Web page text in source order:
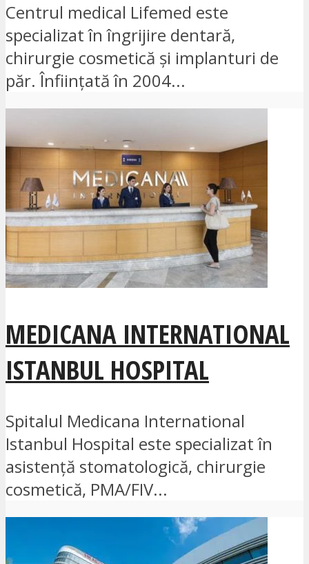
Centrul medical Lifemed este
specializat în îngrijire dentară,
chirurgie cosmetică și implanturi de
păr. Înființată în 2004...
MEDICANA INTERNATIONAL
ISTANBUL HOSPITAL
Spitalul Medicana International
Istanbul Hospital este specializat în
asistență stomatologică, chirurgie
cosmetică, PMA/FIV...